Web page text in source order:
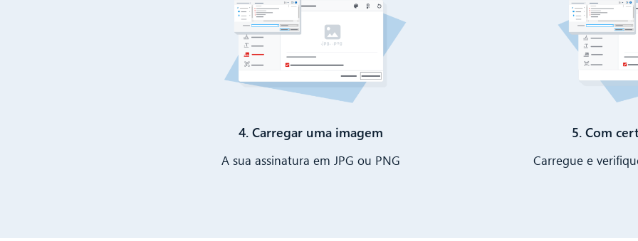
4. Carregar uma imagem
A sua assinatura em JPG ou PNG
5. Com
Carregue e